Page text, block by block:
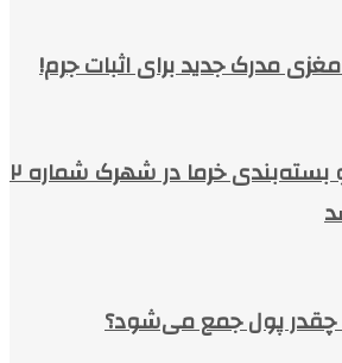
مدرک جدید برای اثبات جرم!
پروژه فرآوری و بسته‌بندی خرما در شهرک شماره ۲
پول جمع می‌شود؟